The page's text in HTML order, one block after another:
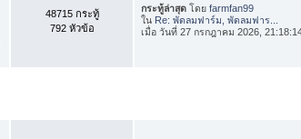
48715 กระทู้
792 หัวข้อ
กระทู้ล่าสุด โดยfarmfan99
ใน Re: พัดลมฟาร์ม, พัดลมฟาร...
เมื่อ วันที่ 27 กรกฎาคม 2026,